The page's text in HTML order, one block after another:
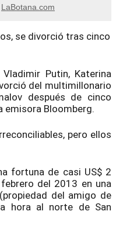
LaBotana.com
se divorció tras cinco
Putin, Katerina
del multimillonario
después de cinco
emisora Bloomberg.
pero ellos
fortuna de casi US$ 2
del 2013 en una
del amigo de
hora al norte de San